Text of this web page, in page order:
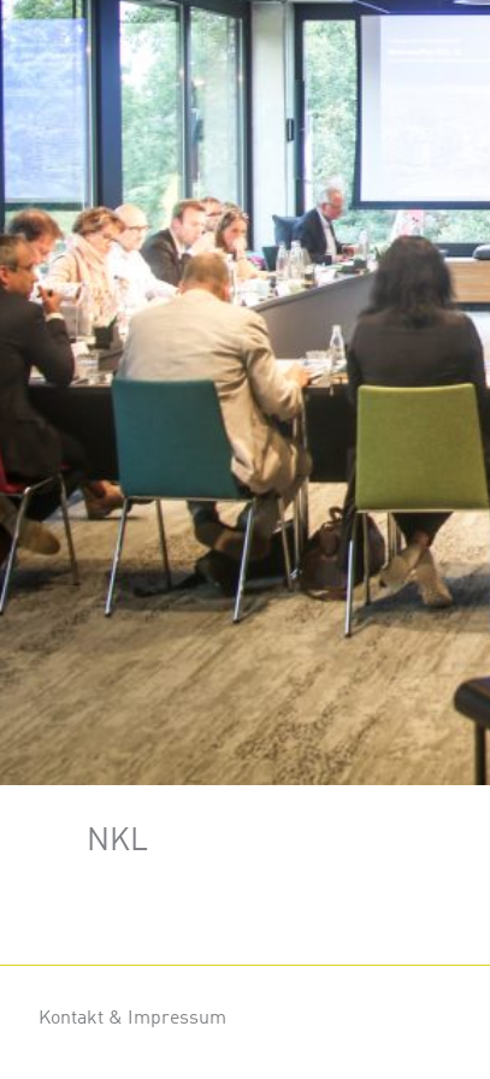
NKL
Kontakt & Impressum